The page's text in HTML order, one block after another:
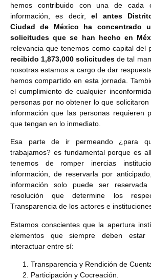
hemos contribuido con una de cada
información, es decir,el antes
Ciudad de México ha concentrado
solicitudes que se han hecho en
relevancia que tenemos como capital del
recibido 1,873,000 solicitudes de tal
nosotras estamos a cargo de dar
hemos compartido en esta jornada.
el cumplimiento de cualquier
personas por no obtener lo que
información que las personas requieren
que tengan en lo inmediato.
Esa parte de ir permeando ¿para
trabajamos? es fundamental porque es
tenemos de romper inercias
información, de reservarla por
información solo puede ser
resolución que determine los
Transparencia de los actores e
Estamos conscientes que la apertura
elementos que siempre deben estar
interactuar entre sí:
Transparencia y Rendición de
Participación y Cocreación.